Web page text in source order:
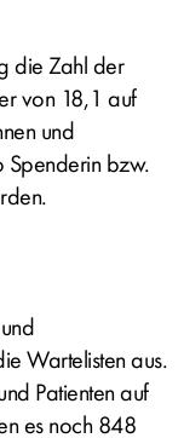
die Zahl der
von 18,1 auf
und
Spenderin bzw.
Wartelisten aus.
Patienten auf
es noch 848